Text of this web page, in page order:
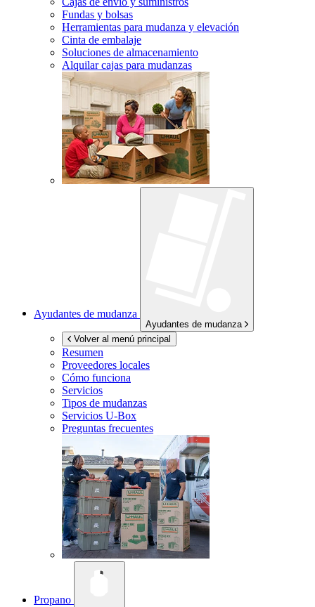
Fundas y bolsas
Herramientas para mudanza y elevación
Cinta de embalaje
Soluciones de almacenamiento
Alquilar cajas para mudanzas
Ayudantes de mudanza
Ayudantes de mudanza
Volver al menú principal
Resumen
Proveedores locales
Cómo funciona
Servicios
Tipos de mudanzas
Servicios U-Box
Preguntas frecuentes
Propano